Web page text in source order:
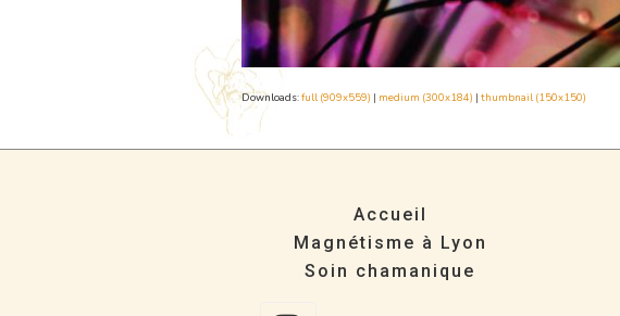
Downloads:full (909x559) | medium (300x184) | thumbnail (150x150)
Accueil
Magnétisme à Lyon
Soin chamanique